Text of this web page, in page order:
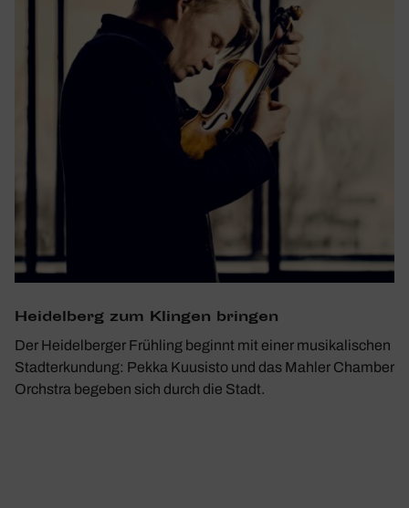
Heidel­berg zum Klingen bringen
Der Heidelberger Frühling beginnt mit einer musikalischen
Stadterkundung: Pekka Kuusisto und das Mahler Chamber
Orchstra begeben sich durch die Stadt.